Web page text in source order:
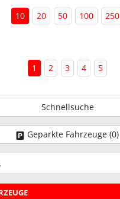
10
20 50 100 250
1
2 3 4 5
Schnellsuche
Geparkte Fahrzeuge (0)